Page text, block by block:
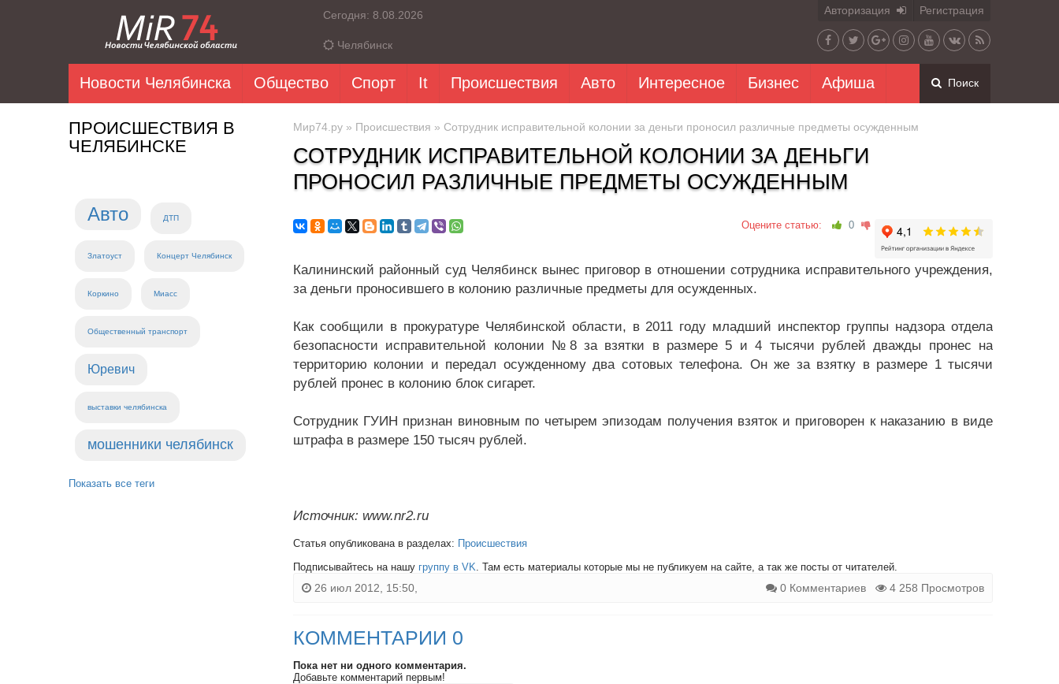
Сегодня: 8.08.2026
Челябинск
Авторизация Регистрация
Новости Челябинска Общество Спорт It Происшествия Авто Интересное Бизнес Афиша Поиск
ПРОИСШЕСТВИЯ В
ЧЕЛЯБИНСКЕ
Авто ДТП
Златоуст Концерт Челябинск
Коркино Миасс
Общественный транспорт
Юревич
выставки челябинска
мошенники челябинск
Показать все теги
Мир74.ру » Происшествия » Сотрудник исправительной колонии за деньги проносил различные предметы осужденным
СОТРУДНИК ИСПРАВИТЕЛЬНОЙ КОЛОНИИ ЗА ДЕНЬГИ
ПРОНОСИЛ РАЗЛИЧНЫЕ ПРЕДМЕТЫ ОСУЖДЕННЫМ
Оцените статью: 0
Калининский районный суд Челябинск вынес приговор в отношении сотрудника исправительного учреждения,
за деньги проносившего в колонию различные предметы для осужденных.
Как сообщили в прокуратуре Челябинской области, в 2011 году младший инспектор группы надзора отдела
безопасности исправительной колонии №8 за взятки в размере 5 и 4 тысячи рублей дважды пронес на
территорию колонии и передал осужденному два сотовых телефона. Он же за взятку в размере 1 тысячи
рублей пронес в колонию блок сигарет.
Сотрудник ГУИН признан виновным по четырем эпизодам получения взяток и приговорен к наказанию в виде
штрафа в размере 150 тысяч рублей.
Источник: www.nr2.ru
Статья опубликована в разделах: Происшествия
Подписывайтесь на нашу группу в VK. Там есть материалы которые мы не публикуем на сайте, а так же посты от читателей.
26 июл 2012, 15:50, 0 Комментариев 4 258 Просмотров
КОММЕНТАРИИ 0
Пока нет ни одного комментария.
Добавьте комментарий первым!